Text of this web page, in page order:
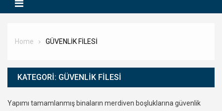
Home GÜVENLİK FİLESİ
KATEGORI: GÜVENLİK FİLESİ
Yapımı tamamlanmış binaların merdiven boşluklarına güvenlik